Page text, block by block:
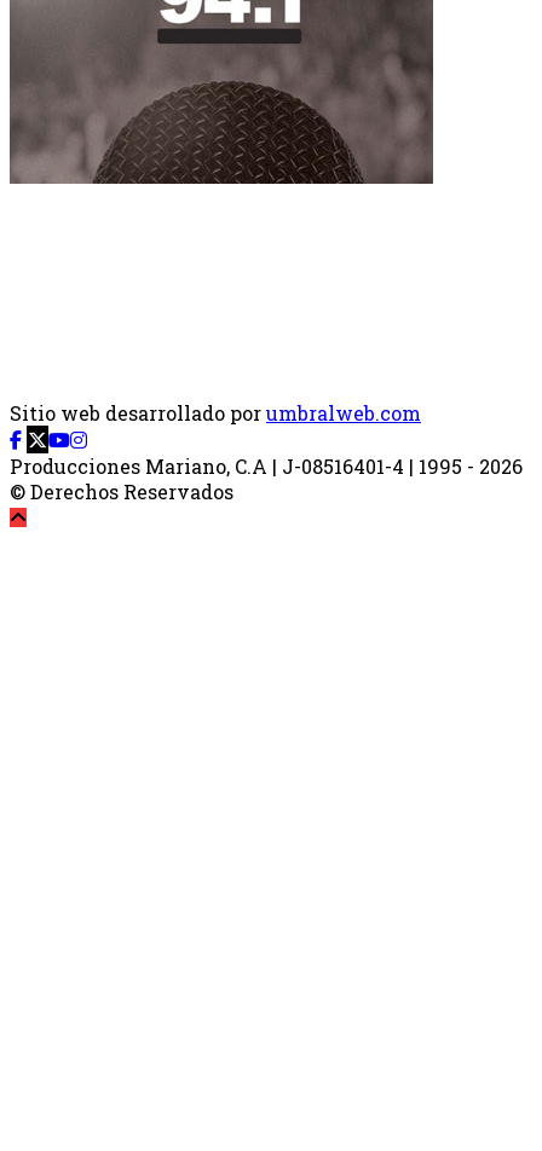
Sitio web desarrollado porumbralweb.com
Producciones Mariano, C.A | J-08516401-4 | 1995 - 2026
© Derechos Reservados